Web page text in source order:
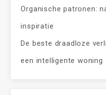
Organische patronen:
inspiratie
De beste draadloze
een intelligente woning